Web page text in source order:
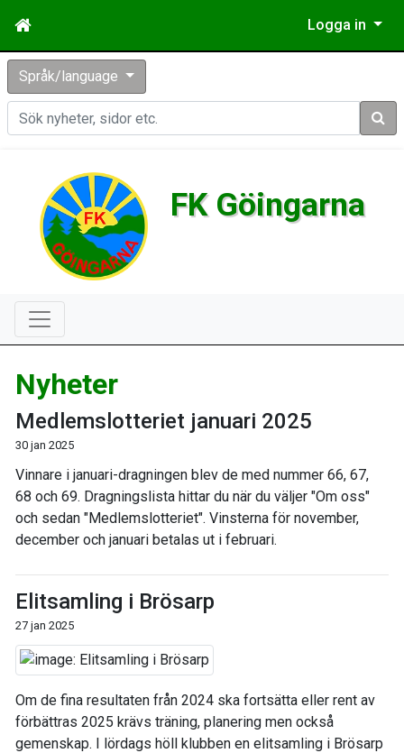
Logga in
Språk/language
Sök
FK Göingarna
Nyheter
Medlemslotteriet januari 2025
30 jan 2025
Vinnare i januari-dragningen blev de med nummer 66, 67,
68 och 69. Dragningslista hittar du när du väljer "Om oss"
och sedan "Medlemslotteriet". Vinsterna för november,
december och januari betalas ut i februari.
Elitsamling i Brösarp
27 jan 2025
Om de fina resultaten från 2024 ska fortsätta eller rent av
förbättras 2025 krävs träning, planering men också
gemenskap. I lördags höll klubben en elitsamling i Brösarp